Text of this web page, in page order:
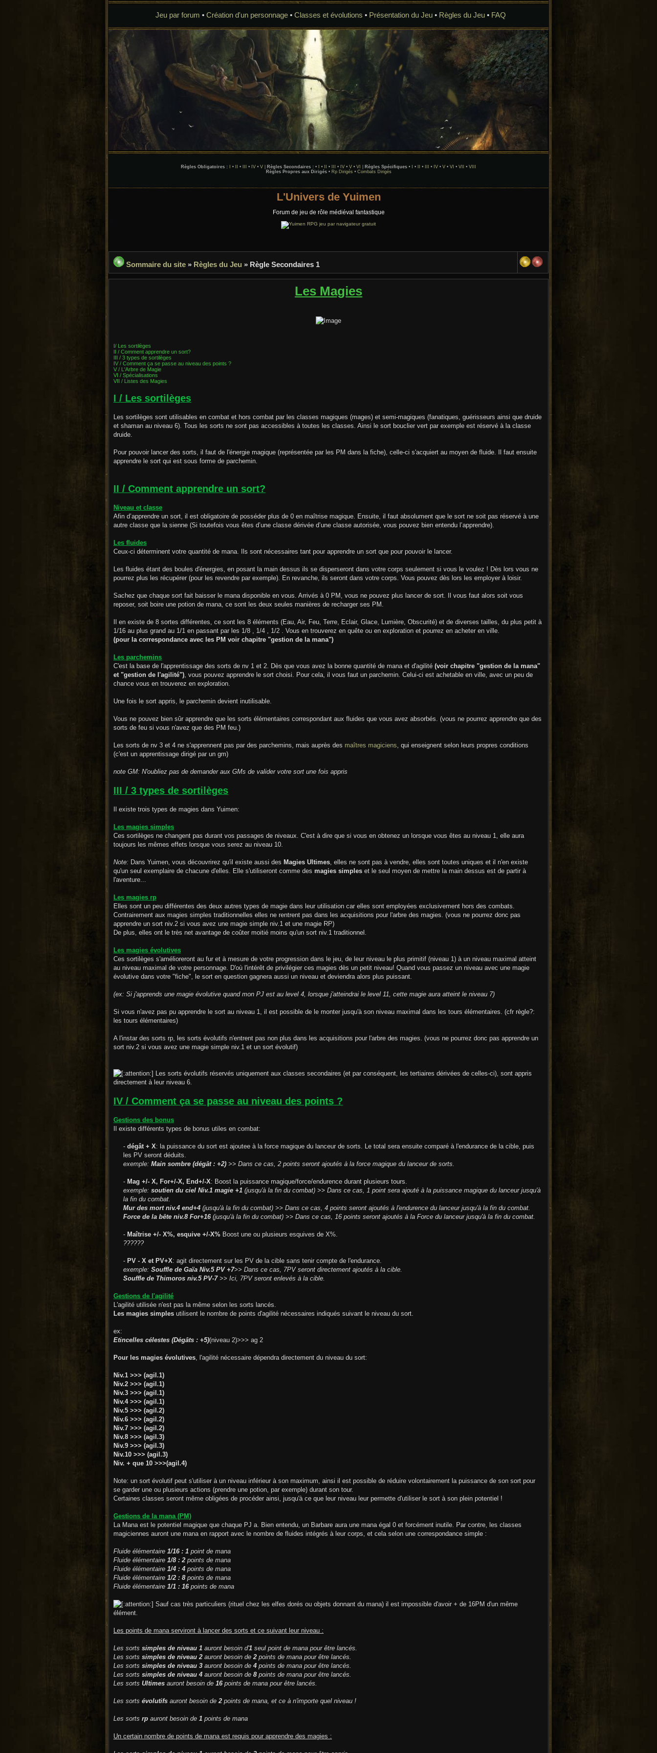
Jeu par forum • Création d'un personnage • Classes et évolutions • Présentation du Jeu • Règles du Jeu • FAQ
Règles Obligatoires : • • • IV • V Règles Secondaires : • • • • IV • V • VI Règles Spécifiques • • • • IV • V • VI • VII • VIII
Règles Propres aux Dirigés• Rp Dirigés • Combats Dirigés
L'Univers de Yuimen
Forum de jeu de rôle médiéval fantastique
Sommaire du site » Règles du Jeu » Règle Secondaires 1
Les Magies
I/ Les sortilèges
II / Comment apprendre un sort?
III / 3 types de sortilèges
IV / Comment ça se passe au niveau des points ?
V / L'Arbre de Magie
VI / Spécialisations
VII / Listes des Magies
I / Les sortilèges
Les sortilèges sont utilisables en combat et hors combat par les classes magiques (mages) et semi-magiques (fanatiques, guérisseurs ainsi que druide
et shaman au niveau 6). Tous les sorts ne sont pas accessibles à toutes les classes. Ainsi le sort bouclier vert par exemple est réservé à la classe
druide.
Pour pouvoir lancer des sorts, il faut de l'énergie magique (représentée par les PM dans la fiche), celle-ci s'acquiert au moyen de fluide. Il faut ensuite
apprendre le sort qui est sous forme de parchemin.
II / Comment apprendre un sort?
Niveau et classe
Afin d’apprendre un sort, il est obligatoire de posséder plus de 0 en maîtrise magique. Ensuite, il faut absolument que le sort ne soit pas réservé à une
autre classe que la sienne (Si toutefois vous êtes d’une classe dérivée d’une classe autorisée, vous pouvez bien entendu l’apprendre).
Les fluides
Ceux-ci déterminent votre quantité de mana. Ils sont nécessaires tant pour apprendre un sort que pour pouvoir le lancer.
Les fluides étant des boules d'énergies, en posant la main dessus ils se disperseront dans votre corps seulement si vous le voulez ! Dès lors vous ne
pourrez plus les récupérer (pour les revendre par exemple). En revanche, ils seront dans votre corps. Vous pouvez dès lors les employer à loisir.
Sachez que chaque sort fait baisser le mana disponible en vous. Arrivés à 0 PM, vous ne pouvez plus lancer de sort. Il vous faut alors soit vous
reposer, soit boire une potion de mana, ce sont les deux seules manières de recharger ses PM.
Il en existe de 8 sortes différentes, ce sont les 8 éléments (Eau, Air, Feu, Terre, Eclair, Glace, Lumière, Obscurité) et de diverses tailles, du plus petit à
1/16 au plus grand au 1/1 en passant par les 1/8 , 1/4 , 1/2 . Vous en trouverez en quête ou en exploration et pourrez en acheter en ville.
(pour la correspondance avec les PM voir chapitre "gestion de la mana")
Les parchemins
C'est la base de l'apprentissage des sorts de nv 1 et 2. Dès que vous avez la bonne quantité de mana et d'agilité (voir chapitre "gestion de la mana"
et "gestion de l'agilité"), vous pouvez apprendre le sort choisi. Pour cela, il vous faut un parchemin. Celui-ci est achetable en ville, avec un peu de
chance vous en trouverez en exploration.
Une fois le sort appris, le parchemin devient inutilisable.
Vous ne pouvez bien sûr apprendre que les sorts élémentaires correspondant aux fluides que vous avez absorbés. (vous ne pourrez apprendre que des
sorts de feu si vous n'avez que des PM feu.)
Les sorts de nv 3 et 4 ne s'apprennent pas par des parchemins, mais auprès des maîtres magiciens, qui enseignent selon leurs propres conditions
(c'est un apprentissage dirigé par un gm)
note GM: N'oubliez pas de demander aux GMs de valider votre sort une fois appris
III / 3 types de sortilèges
Il existe trois types de magies dans Yuimen:
Les magies simples
Ces sortilèges ne changent pas durant vos passages de niveaux. C'est à dire que si vous en obtenez un lorsque vous êtes au niveau 1, elle aura
toujours les mêmes effets lorsque vous serez au niveau 10.
Note: Dans Yuimen, vous découvrirez qu'il existe aussi des Magies Ultimes, elles ne sont pas à vendre, elles sont toutes uniques et il n'en existe
qu'un seul exemplaire de chacune d'elles. Elle s'utiliseront comme des magies simples et le seul moyen de mettre la main dessus est de partir à
l'aventure...
Les magies rp
Elles sont un peu différentes des deux autres types de magie dans leur utilisation car elles sont employées exclusivement hors des combats.
Contrairement aux magies simples traditionnelles elles ne rentrent pas dans les acquisitions pour l'arbre des magies. (vous ne pourrez donc pas
apprendre un sort niv.2 si vous avez une magie simple niv.1 et une magie RP)
De plus, elles ont le très net avantage de coûter moitié moins qu'un sort niv.1 traditionnel.
Les magies évolutives
Ces sortilèges s'amélioreront au fur et à mesure de votre progression dans le jeu, de leur niveau le plus primitif (niveau 1) à un niveau maximal atteint
au niveau maximal de votre personnage. D'où l'intérêt de privilégier ces magies dès un petit niveau! Quand vous passez un niveau avec une magie
évolutive dans votre "fiche", le sort en question gagnera aussi un niveau et deviendra alors plus puissant.
(ex: Si j'apprends une magie évolutive quand mon PJ est au level 4, lorsque j'atteindrai le level 11, cette magie aura atteint le niveau 7)
Si vous n'avez pas pu apprendre le sort au niveau 1, il est possible de le monter jusqu'à son niveau maximal dans les tours élémentaires. (cfr règle?:
les tours élémentaires)
A l'instar des sorts rp, les sorts évolutifs n'entrent pas non plus dans les acquisitions pour l'arbre des magies. (vous ne pourrez donc pas apprendre un
sort niv.2 si vous avez une magie simple niv.1 et un sort évolutif)
Les sorts évolutifs réservés uniquement aux classes secondaires (et par conséquent, les tertiaires dérivées de celles-ci), sont appris
directement à leur niveau 6.
IV / Comment ça se passe au niveau des points ?
Gestions des bonus
Il existe différents types de bonus utiles en combat:
- dégât + X: la puissance du sort est ajoutee à la force magique du lanceur de sorts. Le total sera ensuite comparé à l'endurance de la cible, puis
les PV seront déduits.
exemple: Main sombre (dégât : +2)>> Dans ce cas, 2 points seront ajoutés à la force magique du lanceur de sorts.
- Mag +/- X, For+/-X, End+/-X: Boost la puissance magique/force/endurence durant plusieurs tours.
exemple: soutien du ciel Niv.1 magie +1(jusqu'à la fin du combat) >> Dans ce cas, 1 point sera ajouté à la puissance magique du lanceur jusqu'à
la fin du combat.
Mur des mort niv.4 end+4(jusqu'à la fin du combat) >> Dans ce cas, 4 points seront ajoutés à l'endurence du lanceur jusqu'à la fin du combat.
Force de la bête niv.8 For+16(jusqu'à la fin du combat) >> Dans ce cas, 16 points seront ajoutés à la Force du lanceur jusqu'à la fin du combat.
- Maîtrise +/- X%, esquive +/-X%Boost une ou plusieurs esquives de X%.
??????
- PV - X et PV+X: agit directement sur les PV de la cible sans tenir compte de l'endurance.
exemple: Souffle de Gaïa Niv.5 PV +7>> Dans ce cas, 7PV seront directement ajoutés à la cible.
Souffle de Thimoros niv.5 PV-7>> Ici, 7PV seront enlevés à la cible.
Gestions de l'agilité
L'agilité utilisée n'est pas la même selon les sorts lancés.
Les magies simples utilisent le nombre de points d'agilité nécessaires indiqués suivant le niveau du sort.
ex:
Etincelles célestes (Dégâts : +5)(niveau 2)>>> ag 2
Pour les magies évolutives, l'agilité nécessaire dépendra directement du niveau du sort:
Niv.1 >>> (agil.1)
Niv.2 >>> (agil.1)
Niv.3 >>> (agil.1)
Niv.4 >>> (agil.1)
Niv.5 >>> (agil.2)
Niv.6 >>> (agil.2)
Niv.7 >>> (agil.2)
Niv.8 >>> (agil.3)
Niv.9 >>> (agil.3)
Niv.10 >>> (agil.3)
Niv. + que 10 >>>(agil.4)
Note: un sort évolutif peut s'utiliser à un niveau inférieur à son maximum, ainsi il est possible de réduire volontairement la puissance de son sort pour
se garder une ou plusieurs actions (prendre une potion, par exemple) durant son tour.
Certaines classes seront même obligées de procéder ainsi, jusqu'à ce que leur niveau leur permette d'utiliser le sort à son plein potentiel !
Gestions de la mana (PM)
La Mana est le potentiel magique que chaque PJ a. Bien entendu, un Barbare aura une mana égal 0 et forcément inutile. Par contre, les classes
magiciennes auront une mana en rapport avec le nombre de fluides intégrés à leur corps, et cela selon une correspondance simple :
Fluide élémentaire 1/16 : 1 point de mana
Fluide élémentaire 1/8 : 2 points de mana
Fluide élémentaire 1/4 : 4 points de mana
Fluide élémentaire 1/2 : 8points de mana
Fluide élémentaire 1/1 : 16points de mana
Sauf cas très particuliers (rituel chez les elfes dorés ou objets donnant du mana) il est impossible d'avoir + de 16PM d'un même
élément.
Les points de mana serviront à lancer des sorts et ce suivant leur niveau :
Les sorts simples de niveau 1 auront besoin d'1 seul point de mana pour être lancés.
Les sorts simples de niveau 2 auront besoin de2 points de mana pour être lancés.
Les sorts simples de niveau 3 auront besoin de 4 points de mana pour être lancés.
Les sorts simples de niveau 4 auront besoin de 8points de mana pour être lancés.
Les sorts Ultimes auront besoin de 16points de mana pour être lancés.
Les sorts évolutifs auront besoin de2 points de mana, et ce à n'importe quel niveau !
Les sorts rp auront besoin de 1 points de mana
Un certain nombre de points de mana est requis pour apprendre des magies :